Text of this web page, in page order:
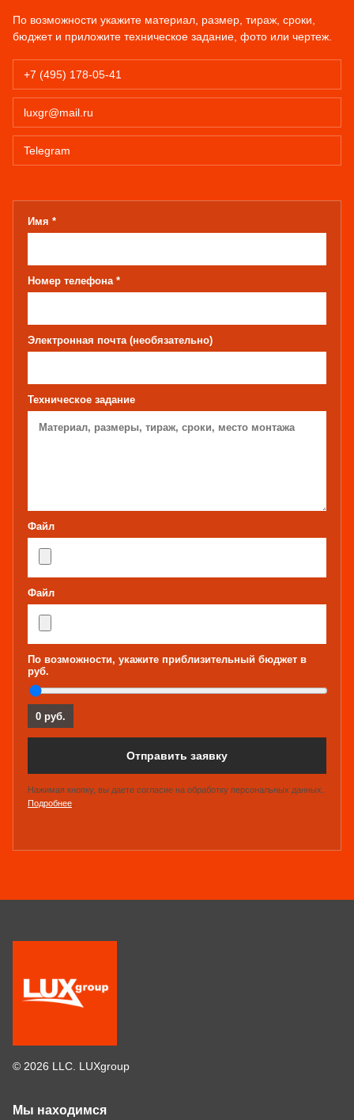
По возможности укажите материал, размер, тираж, сроки,
бюджет и приложите техническое задание, фото или чертеж.
+7 (495) 178-05-41
luxgr@mail.ru
Telegram
Имя *
Номер телефона *
Электронная почта (необязательно)
Техническое задание
Файл
Файл
По возможности, укажите приблизительный бюджет в
руб.
0 руб.
Отправить заявку
Нажимая кнопку, вы даете согласие на обработку персональных данных.
Подробнее
© 2026 LLC. LUXgroup
Мы находимся